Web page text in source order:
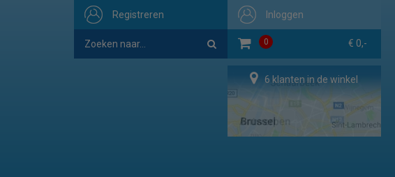
Inloggen
0 € 0,-
Registreren
6 klanten in de winkel